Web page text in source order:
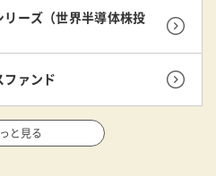
ーズ（世界半導体株投
ァンド
と見る